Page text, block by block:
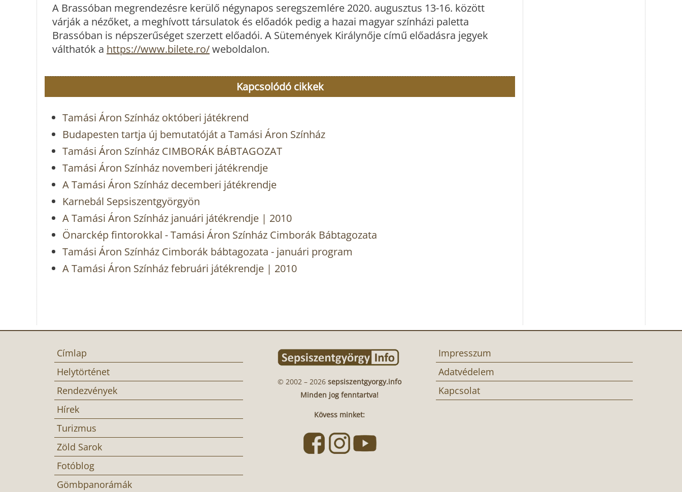
A Brassóban megrendezésre kerülő négynapos seregszemlére 2020. augusztus 13-16. között
várják a nézőket, a meghívott társulatok és előadók pedig a hazai magyar színházi paletta
Brassóban is népszerűséget szerzett előadói. A Sütemények Királynője című előadásra jegyek
válthatók a https://www.bilete.ro/weboldalon.
Kapcsolódó cikkek
Tamási Áron Színház októberi játékrend
Budapesten tartja új bemutatóját a Tamási Áron Színház
Tamási Áron Színház CIMBORÁK BÁBTAGOZAT
Tamási Áron Színház novemberi játékrendje
A Tamási Áron Színház decemberi játékrendje
Karnebál Sepsiszentgyörgyön
A Tamási Áron Színház januári játékrendje | 2010
Önarckép fintorokkal - Tamási Áron Színház Cimborák Bábtagozata
Tamási Áron Színház Cimborák bábtagozata - januári program
A Tamási Áron Színház februári játékrendje | 2010
Címlap
Helytörténet
Rendezvények
Hírek
Turizmus
Zöld Sarok
Fotóblog
Gömbpanorámák
© 2002 – 2026 sepsiszentgyorgy.info
Minden jog fenntartva!
Kövess minket:
Impresszum
Adatvédelem
Kapcsolat